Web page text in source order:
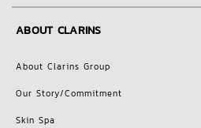
ABOUT CLARINS
About Clarins Group
Our Story/Commitment
Skin Spa